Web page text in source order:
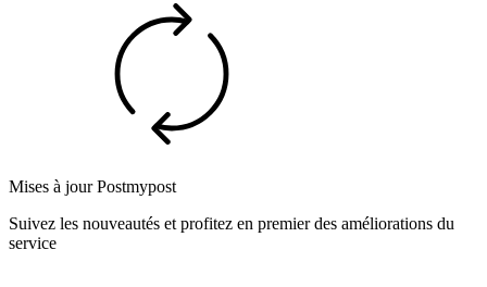
Mises à jour Postmypost
Suivez les nouveautés et profitez en premier des améliorations du
service